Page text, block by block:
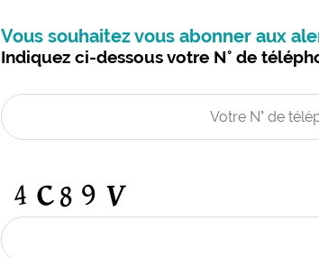
Vous souhaitez vous abonner aux
Indiquez ci-dessous votre N° de